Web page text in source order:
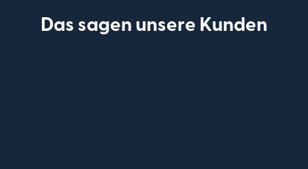
Das sagen unsere Kunden